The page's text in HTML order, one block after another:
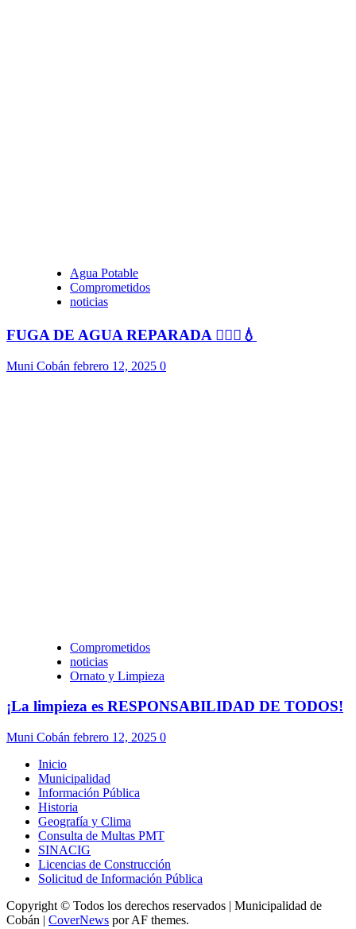
Agua Potable
Comprometidos
noticias
FUGA DE AGUA REPARADA 👷🏻‍♂️💧
Muni Cobán febrero 12, 2025 0
Comprometidos
noticias
Ornato y Limpieza
¡La limpieza es RESPONSABILIDAD DE TODOS!
Muni Cobán febrero 12, 2025 0
Inicio
Municipalidad
Información Pública
Historia
Geografía y Clima
Consulta de Multas PMT
SINACIG
Licencias de Construcción
Solicitud de Información Pública
Copyright © Todos los derechos reservados | Municipalidad de
Cobán | CoverNews por AF themes.